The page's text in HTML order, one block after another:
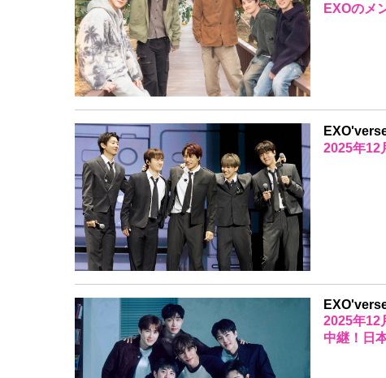
EXOのメ
2025年12
2025年12
中継！日